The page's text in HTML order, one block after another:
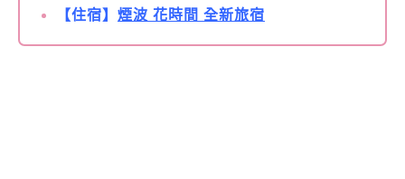
【住宿】 煙波 花時間 全新旅宿